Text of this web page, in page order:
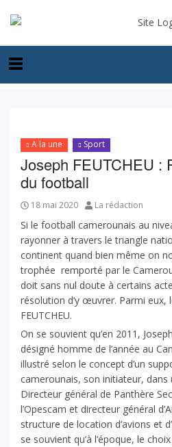
A la une Sport
Joseph FEUTCHEU :
du football
18 mai 2020 La rédaction
Si le football camerounais au
rayonner à travers le triangle
continent quand bien même on
trophée remporté par le
doit sans nul doute à certains
résolution d’y œuvrer. Parmi eux,
FEUTCHEU.
On se souvient qu’en 2011,
désigné homme de l’année au
illustré selon le concept d’un
camerounais, son initiateur, dans
Directeur général de Panthère
l’Opescam et directeur général
structure de location d’avions et
se souvient qu’à l’époque, le